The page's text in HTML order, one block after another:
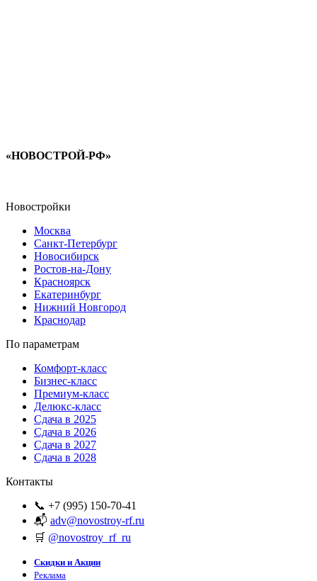
«НОВОСТРОЙ-РФ»
Новостройки
Москва
Санкт-Петербург
Новосибирск
Ростов-на-Дону
Красноярск
Екатеринбург
Нижний Новгород
Краснодар
По параметрам
Комфорт-класс
Бизнес-класс
Премиум-класс
Делюкс-класс
Сдача в 2025
Сдача в 2026
Сдача в 2027
Сдача в 2028
Контакты
📞 +7 (995) 150-70-41
📬 adv@novostroy-rf.ru
🛒 @novostroy_rf_ru
Скидки и Акции
Реклама